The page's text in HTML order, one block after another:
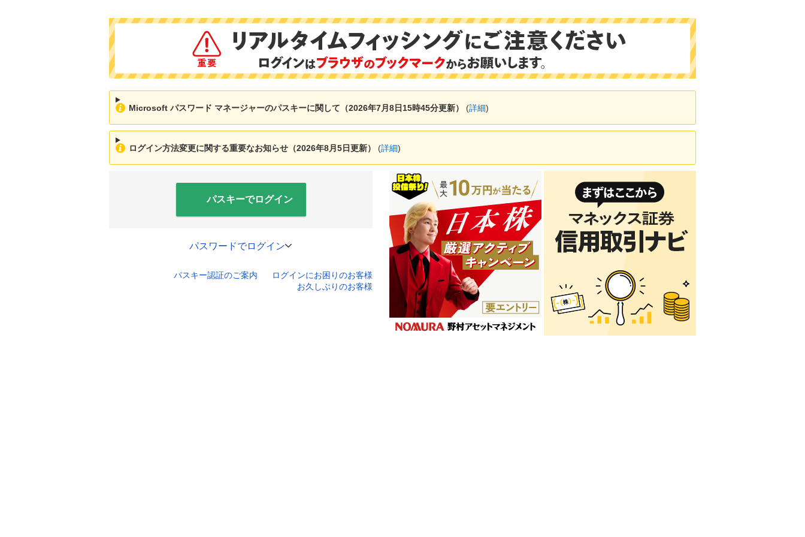
Microsoft パスワード マネージャーのパスキーに関して（2026年7月8日15時45分更新） (詳細)
ログイン方法変更に関する重要なお知らせ（2026年8月5日更新） (詳細)
パスキーでログイン
パスワードでログイン
口座番号でログイン
パスキー認証のご案内
ログインにお困りのお客様
お久しぶりのお客様